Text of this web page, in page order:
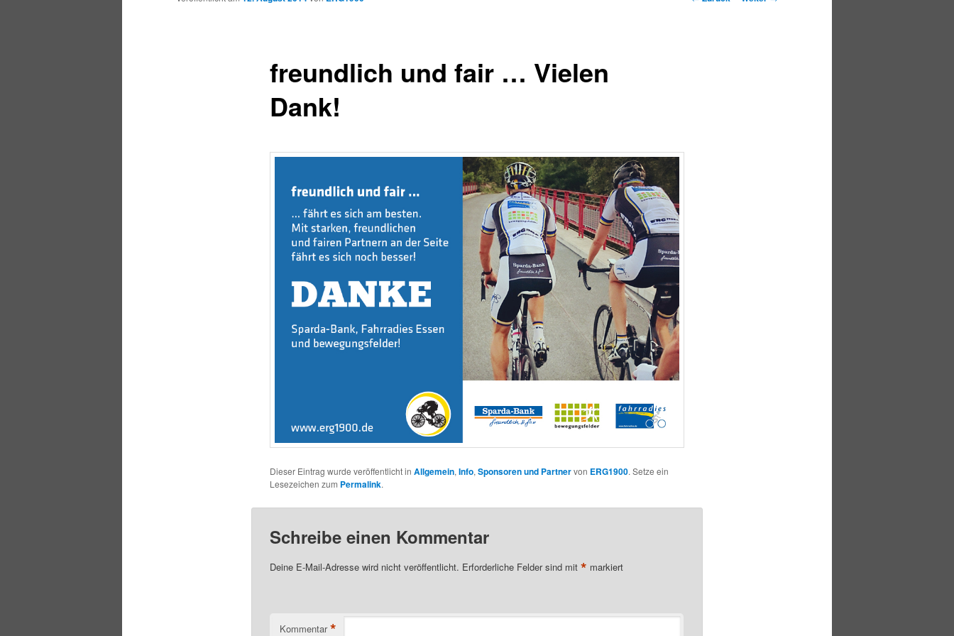
freundlich und fair … Vielen
Dank!
Dieser Eintrag wurde veröffentlicht in Allgemein, Info, Sponsoren und Partnervon ERG1900. Setze ein
Lesezeichen zum Permalink.
Schreibe einen Kommentar
Deine E-Mail-Adresse wird nicht veröffentlicht. Erforderliche Felder sind mit * markiert
Kommentar *